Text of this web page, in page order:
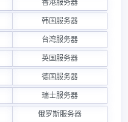
香港服务器
韩国服务器
台湾服务器
英国服务器
德国服务器
瑞士服务器
俄罗斯服务器